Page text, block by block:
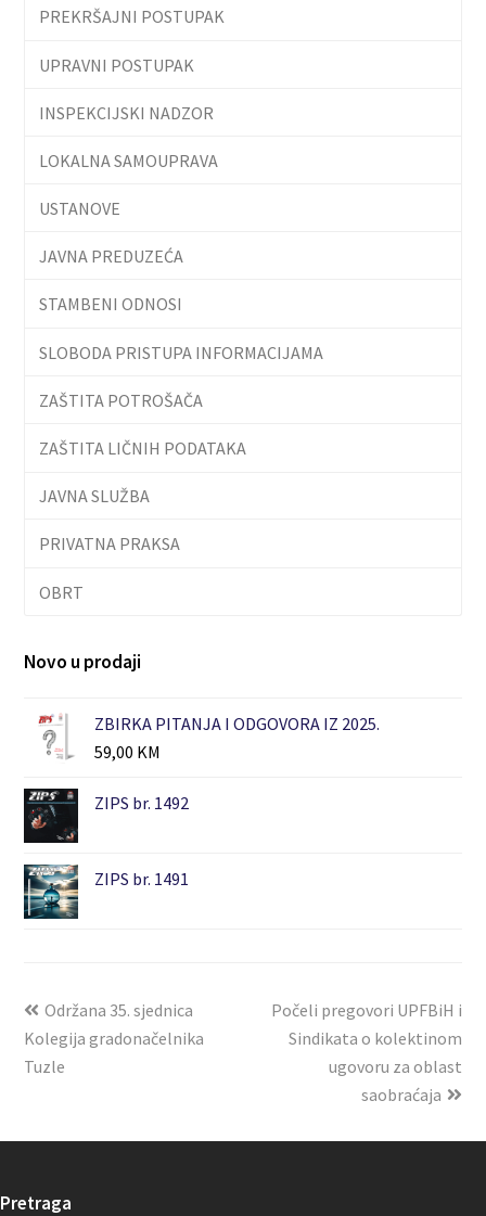
PREKRŠAJNI POSTUPAK
UPRAVNI POSTUPAK
INSPEKCIJSKI NADZOR
LOKALNA SAMOUPRAVA
USTANOVE
JAVNA PREDUZEĆA
STAMBENI ODNOSI
SLOBODA PRISTUPA INFORMACIJAMA
ZAŠTITA POTROŠAČA
ZAŠTITA LIČNIH PODATAKA
JAVNA SLUŽBA
PRIVATNA PRAKSA
OBRT
Novo u prodaji
ZBIRKA PITANJA I ODGOVORA IZ 2025.
59,00 KM
ZIPS br. 1492
ZIPS br. 1491
Održana 35. sjednica
Kolegija gradonačelnika
Tuzle
Počeli pregovori UPFBiH i
Sindikata o kolektinom
ugovoru za oblast
saobraćaja
Pretraga